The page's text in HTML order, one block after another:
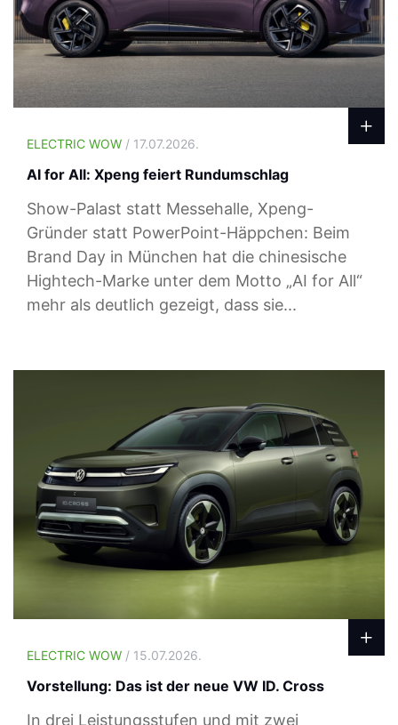
ELECTRIC WOW / 17.07.2026.
AI for All: Xpeng feiert Rundumschlag
Show-Palast statt Messehalle, Xpeng-
Gründer statt PowerPoint-Häppchen: Beim
Brand Day in München hat die chinesische
Hightech-Marke unter dem Motto „AI for All“
mehr als deutlich gezeigt, dass sie...
ELECTRIC WOW / 15.07.2026.
Vorstellung: Das ist der neue VW ID. Cross
In drei Leistungsstufen und mit zwei